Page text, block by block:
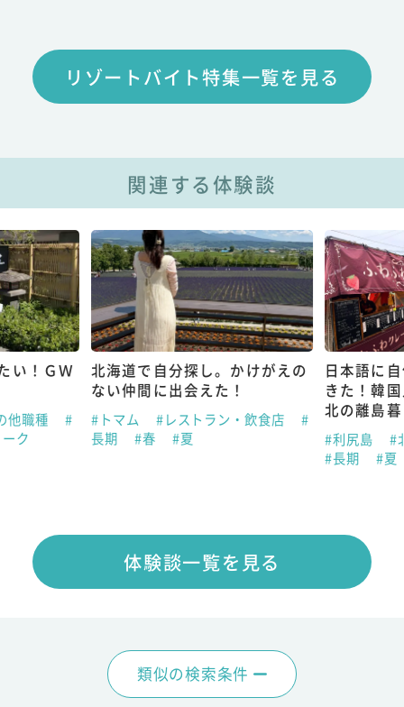
リゾートバイト特集一覧を見る
関連する体験談
い！ＧＷ
他職種
#
ク
北海道で自分探し。かけがえの
ない仲間に出会えた！
#トマム #レストラン・飲食店
#
長期
#春 #夏
日本語に
きた！韓
北の離島
#利尻島
#
#長期
#夏
体験談一覧を見る
類似の検索条件